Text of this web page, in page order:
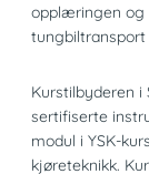
opplæringen og
tungbiltransport
Kurstilbyderen i
sertifiserte
modul i YSK-
kjøreteknikk.